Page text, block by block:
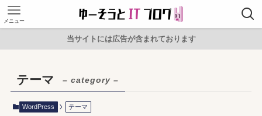
メニュー
当サイトには広告が含まれております
テーマ – category –
WordPress テーマ